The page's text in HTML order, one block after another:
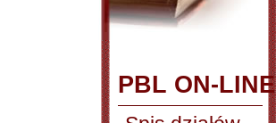
PBL ON-LINE